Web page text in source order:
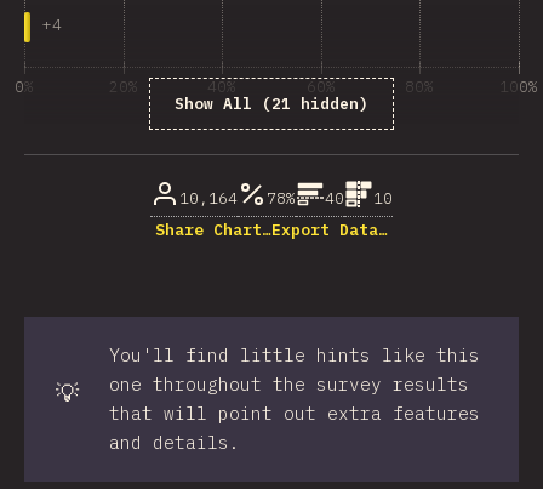
+4
Show All (21 hidden)
0% 20% 40% 60% 80% 100%
10,164 78% 40
10
Share Chart…Export Data…
💡
You'll find little hints like this
one throughout the survey results
that will point out extra features
and details.